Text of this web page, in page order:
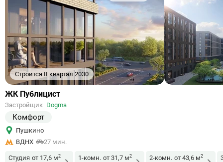
Строится II квартал 2030
Ссылка
объект
ЖК Публицист
Застройщик Dogma
Комфорт
Пушкино
ВДНХ
27 мин.
Студия от 17,6 м2 1-комн. от 31,7 м2 2-комн. от 43,6 м2